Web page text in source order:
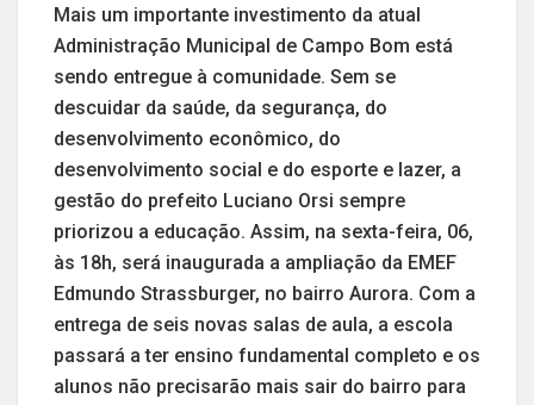
Mais um importante investimento da atual
Administração Municipal de Campo Bom está
sendo entregue à comunidade. Sem se
descuidar da saúde, da segurança, do
desenvolvimento econômico, do
desenvolvimento social e do esporte e lazer, a
gestão do prefeito Luciano Orsi sempre
priorizou a educação. Assim, na sexta-feira, 06,
às 18h, será inaugurada a ampliação da EMEF
Edmundo Strassburger, no bairro Aurora. Com a
entrega de seis novas salas de aula, a escola
passará a ter ensino fundamental completo e os
alunos não precisarão mais sair do bairro para